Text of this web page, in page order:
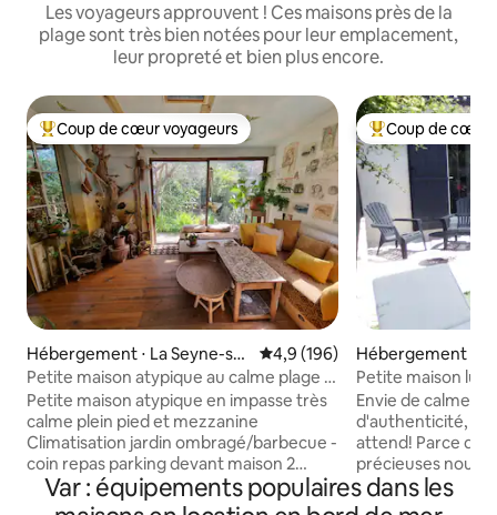
Les voyageurs approuvent ! Ces maisons près de la
plage sont très bien notées pour leur emplacement,
leur propreté et bien plus encore.
Coups de cœur voyageurs les plus appréciés
Coup de cœur voyageurs
Hébergement ⋅ La Seyne-sur
-Mer
Évaluation moyenne sur la
4,9 (196)
Petite maison atypique au calme plage a
pied
Petite maison atypique en impasse très
calme plein pied et mezzanine
Climatisation jardin ombragé/barbecue -
coin repas parking devant maison 2
places PLAGES 3mn à pied la Verne
(surveillee) 10 mn à pied Fabregas
Coups de cœur
Coup de cœur
Hébergement ⋅
Petite maison
la mer
Envie de calme,
d'authenticité, le
attend! Parce
précieuses nous
petit cocon
cette charmante
Var : équipements populaires dans les